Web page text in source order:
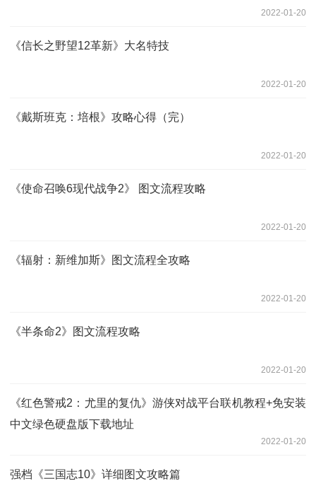
2022-01-20
《信长之野望12革新》大名特技
2022-01-20
《戴斯班克：培根》攻略心得（完）
2022-01-20
《使命召唤6现代战争2》 图文流程攻略
2022-01-20
《辐射：新维加斯》图文流程全攻略
2022-01-20
《半条命2》图文流程攻略
2022-01-20
《红色警戒2：尤里的复仇》游侠对战平台联机教程+免安装
中文绿色硬盘版下载地址
2022-01-20
强档《三国志10》详细图文攻略篇